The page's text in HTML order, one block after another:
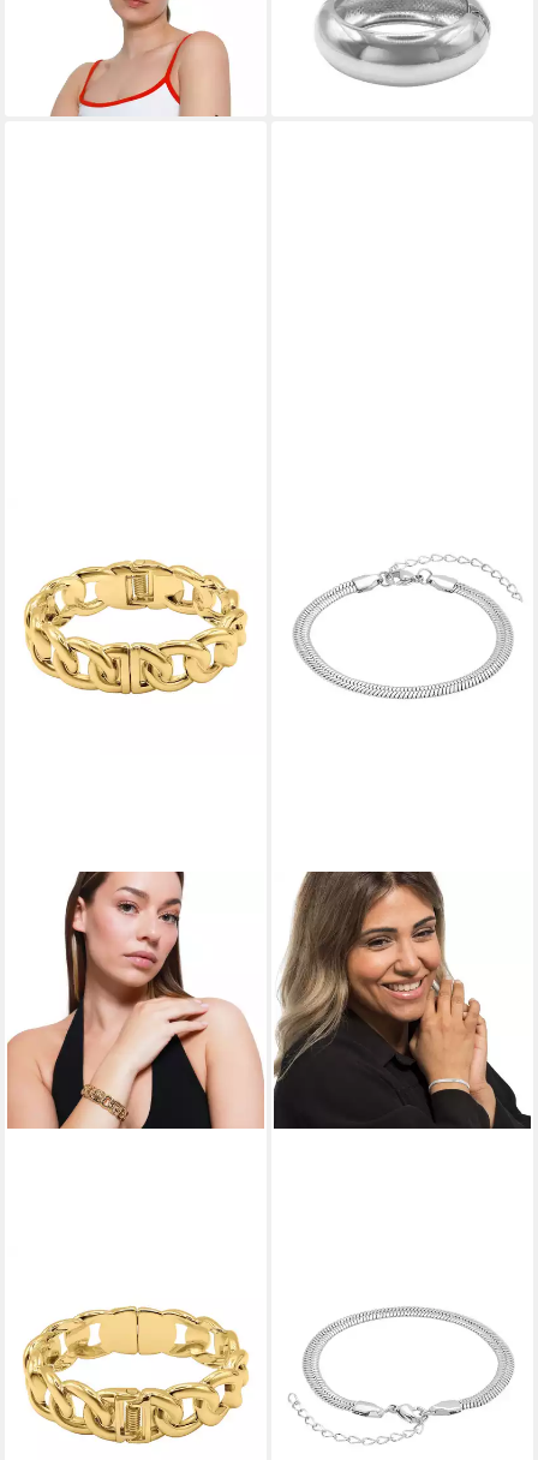
Geschenkverpackung), Upper
arm cuff Damen
32,90 €
lieferbar - in 2-3 Werktagen bei dir
Geschenkverpackung),
Armreif Damen
36,90 €
lieferbar - in 2-3 Werktagen bei dir
(Armband, inkl.
Geschenkverpackung),
Armreif Damen
36,90 €
lieferbar - in 2-3 Werktagen bei dir
poliert (Armband, inkl.
Geschenkverpackung),
Armkette für Frauen
32,99 € UVP79,90 €
-59%